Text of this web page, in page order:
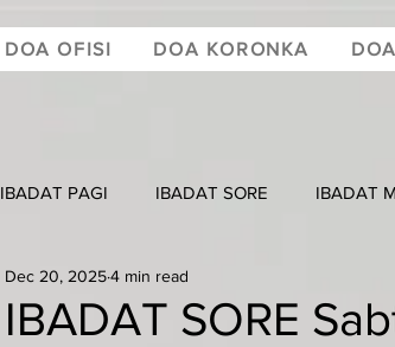
DOA OFISI DOA KORONKA
IBADAT PAGI IBADAT SORE IBADAT
IBADAT SORE
Dec 20, 20254 min read